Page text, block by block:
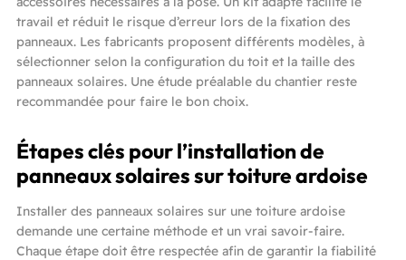
travail et réduit le risque d’erreur lors de la fixation des
panneaux. Les fabricants proposent différents modèles, à
sélectionner selon la configuration du toit et la taille des
panneaux solaires. Une étude préalable du chantier reste
recommandée pour faire le bon choix.
Étapes clés pour l’installation de
panneaux solaires sur toiture ardoise
Installer des panneaux solaires sur une toiture ardoise
demande une certaine méthode et un vrai savoir-faire.
Chaque étape doit être respectée afin de garantir la fiabilité